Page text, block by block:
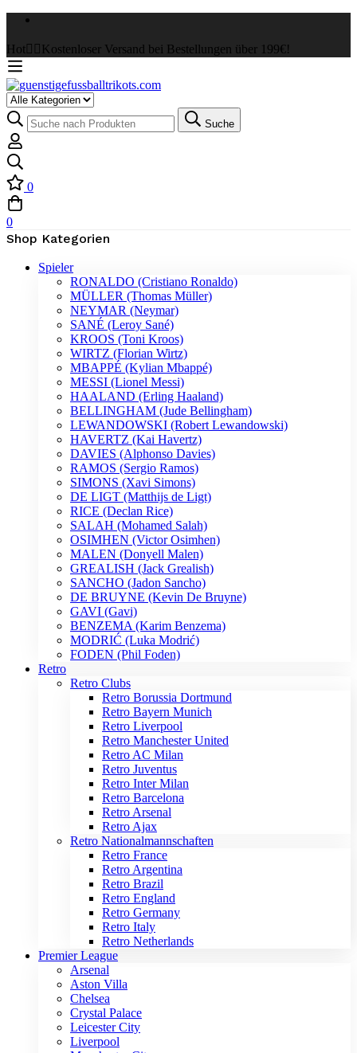
Hot ✌🏼Kostenloser Versand bei Bestellungen über 199€!
Select
a
Category
Suche
nach:
Suche
0
0
Shop Kategorien
Spieler
RONALDO (Cristiano Ronaldo)
MÜLLER (Thomas Müller)
NEYMAR (Neymar)
SANÉ (Leroy Sané)
KROOS (Toni Kroos)
WIRTZ (Florian Wirtz)
MBAPPÉ (Kylian Mbappé)
MESSI (Lionel Messi)
HAALAND (Erling Haaland)
BELLINGHAM (Jude Bellingham)
LEWANDOWSKI (Robert Lewandowski)
HAVERTZ (Kai Havertz)
DAVIES (Alphonso Davies)
RAMOS (Sergio Ramos)
SIMONS (Xavi Simons)
DE LIGT (Matthijs de Ligt)
RICE (Declan Rice)
SALAH (Mohamed Salah)
OSIMHEN (Victor Osimhen)
MALEN (Donyell Malen)
GREALISH (Jack Grealish)
SANCHO (Jadon Sancho)
DE BRUYNE (Kevin De Bruyne)
GAVI (Gavi)
BENZEMA (Karim Benzema)
MODRIĆ (Luka Modrić)
FODEN (Phil Foden)
Retro
Retro Clubs
Retro Borussia Dortmund
Retro Bayern Munich
Retro Liverpool
Retro Manchester United
Retro AC Milan
Retro Juventus
Retro Inter Milan
Retro Barcelona
Retro Arsenal
Retro Ajax
Retro Nationalmannschaften
Retro France
Retro Argentina
Retro Brazil
Retro England
Retro Germany
Retro Italy
Retro Netherlands
Premier League
Arsenal
Aston Villa
Chelsea
Crystal Palace
Leicester City
Liverpool